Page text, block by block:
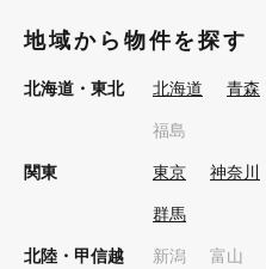
地域から物件を探す
北海道・東北 北海道 青森
福島
関東 東京 神奈川
群馬
北陸・甲信越 新潟 富山